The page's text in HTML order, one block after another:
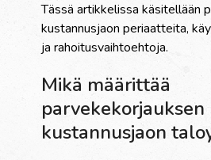
Tässä artikkelissa käsitellään
kustannusjaon periaatteita,
ja rahoitusvaihtoehtoja.
Mikä määrittää
parvekekorjauksen
kustannusjaon